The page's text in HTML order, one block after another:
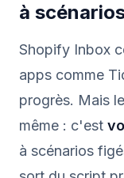
à
Shopify Inbox
apps comme
progrès. Mais
même : c'est
à scénarios